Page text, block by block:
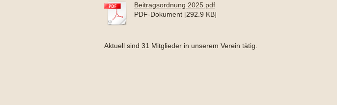
Beitragsordnung 2025.pdf
PDF-Dokument [292.9 KB]
Aktuell sind 31 Mitglieder in unserem Verein tätig.